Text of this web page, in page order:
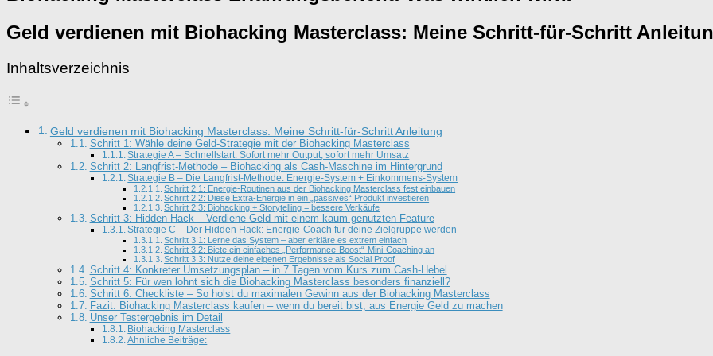
Geld verdienen mit Biohacking Masterclass: Meine Schritt-für-Schritt
Inhaltsverzeichnis
Geld verdienen mit Biohacking Masterclass: Meine Schritt-für-Schritt Anleitung
Schritt 1: Wähle deine Geld-Strategie mit der Biohacking Masterclass
Strategie A – Schnellstart: Sofort mehr Output, sofort mehr Umsatz
Schritt 2: Langfrist-Methode – Biohacking als Cash-Maschine im Hintergrund
Strategie B – Die Langfrist-Methode: Energie-System + Einkommens-System
Schritt 2.1: Energie-Routinen aus der Biohacking Masterclass fest einbauen
Schritt 2.2: Diese Extra-Energie in ein „passives“ Produkt investieren
Schritt 2.3: Biohacking + Storytelling = bessere Verkäufe
Schritt 3: Hidden Hack – Verdiene Geld mit einem kaum genutzten Feature
Strategie C – Der Hidden Hack: Energie-Coach für deine Zielgruppe werden
Schritt 3.1: Lerne das System – aber erkläre es extrem einfach
Schritt 3.2: Biete ein einfaches „Performance-Boost“-Mini-Coaching an
Schritt 3.3: Nutze deine eigenen Ergebnisse als Social Proof
Schritt 4: Konkreter Umsetzungsplan – in 7 Tagen vom Kurs zum Cash-Hebel
Schritt 5: Für wen lohnt sich die Biohacking Masterclass besonders finanziell?
Schritt 6: Checkliste – So holst du maximalen Gewinn aus der Biohacking Masterclass
Fazit: Biohacking Masterclass kaufen – wenn du bereit bist, aus Energie Geld zu machen
Unser Testergebnis im Detail
Biohacking Masterclass
Ähnliche Beiträge: